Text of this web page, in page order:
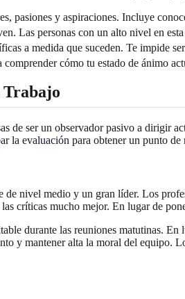
pasiones y aspiraciones. Incluye
Las personas con un alto nivel en
a medida que suceden. Te impide
cómo tu estado de ánimo
Trabajo
de ser un observador pasivo a dirigir
la evaluación para obtener un punto de
nivel medio y un gran líder. Los
críticas mucho mejor. En lugar de
durante las reuniones matutinas.
y mantener alta la moral del equipo.